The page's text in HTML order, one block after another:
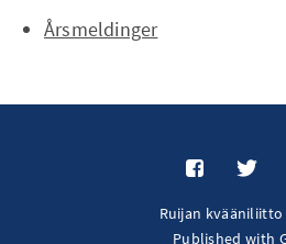
Årsmeldinger
Ruijan kvääniliitto
Published with